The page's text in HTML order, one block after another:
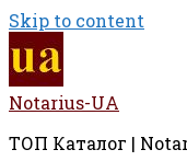
Skip to content
Notarius-UA
ТОП Каталог |